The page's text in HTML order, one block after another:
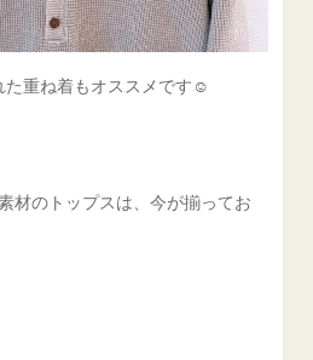
た重ね着もオススメです☺︎
材のトップスは、今が揃ってお